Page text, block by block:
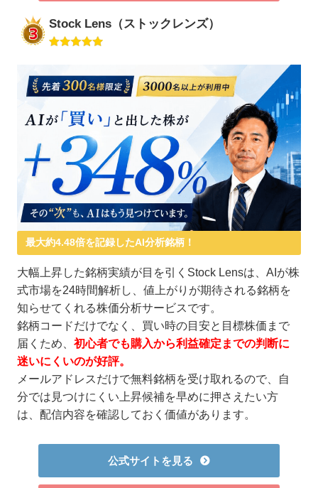
Stock Lens（ストックレンズ）
最大約4.48倍を記録したAI分析銘柄！
大幅上昇した銘柄実績が目を引くStock Lensは、AIが株
式市場を24時間解析し、値上がりが期待される銘柄を
知らせてくれる株価分析サービスです。
銘柄コードだけでなく、買い時の目安と目標株価まで
届くため、初心者でも購入から利益確定までの判断に
迷いにくいのが好評。
メールアドレスだけで無料銘柄を受け取れるので、自
分では見つけにくい上昇候補を早めに押さえたい方
は、配信内容を確認しておく価値があります。
公式サイトを見る